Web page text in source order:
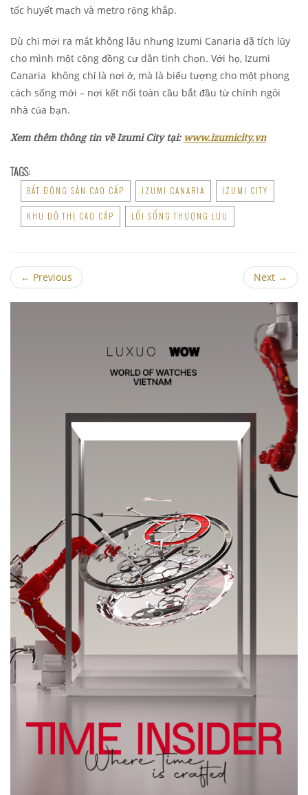
tốc huyết mạch và metro rộng khắp.
Dù chỉ mới ra mắt không lâu nhưng Izumi Canaria đã tích lũy
cho mình một cộng đồng cư dân tinh chọn. Với họ, Izumi
Canaria không chỉ là nơi ở, mà là biểu tượng cho một phong
cách sống mới – nơi kết nối toàn cầu bắt đầu từ chính ngôi
nhà của bạn.
Xem thêm thông tin về Izumi City tại: www.izumicity.vn
TAGS:
BẤT ĐỘNG SẢN CAO CẤP IZUMI CANARIA IZUMI CITY
KHU ĐÔ THỊ CAO CẤP LỐI SỐNG THƯỢNG LƯU
← Previous Next →